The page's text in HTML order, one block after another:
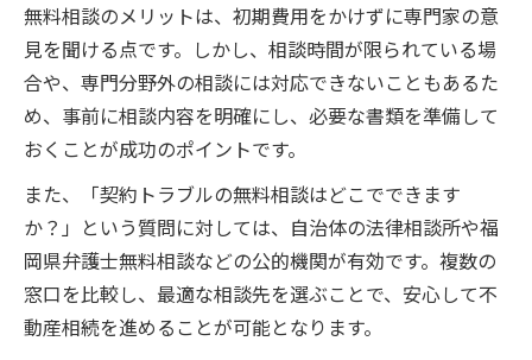
不動産相続の安心相談は対応力と実績で選
ぶ
専門家の対応力が左右する不動産相続の安心
不動産相続は専門家の対応力で結果が変わ
る
実務経験豊富な専門家による不動産相続の
安心
不動産相続の相談で重視すべき専門家の対
応力
不動産相続の専門家選びは対応力の比較が
無料相談のメリットは、初期費用をかけずに専門家の意
見を聞ける点です。しかし、相談時間が限られている場
合や、専門分野外の相談には対応できないこともあるた
め、事前に相談内容を明確にし、必要な書類を準備して
おくことが成功のポイントです。
また、「契約トラブルの無料相談はどこでできます
か？」という質問に対しては、自治体の法律相談所や福
岡県弁護士無料相談などの公的機関が有効です。複数の
窓口を比較し、最適な相談先を選ぶことで、安心して不
動産相続を進めることが可能となります。